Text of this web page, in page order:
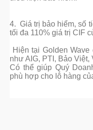
4. Giá trị bảo hiểm, số
tối đa 110% giá trị CIF
Hiện tại Golden
như AIG, PTI, Bảo Việt,
Có thể giúp Quý
phù hợp cho lô hàng